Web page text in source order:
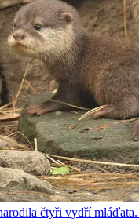
čtyři vydří